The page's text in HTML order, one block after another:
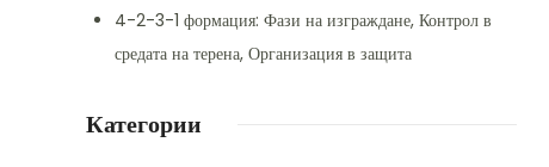
4-2-3-1 формация: Фази на изграждане, Контрол в
средата на терена, Организация в защита
Категории